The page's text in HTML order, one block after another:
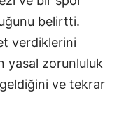
belirtti.
verdiklerini
yasal zorunluluk
ve tekrar